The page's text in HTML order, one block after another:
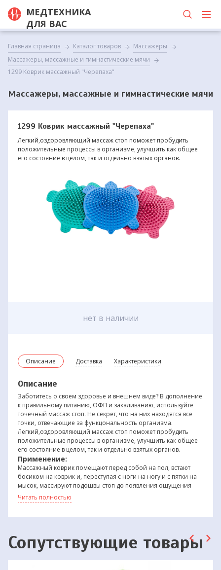
МЕДТЕХНИКА
ДЛЯ ВАС
Главная страница Каталог товаров
Массажеры
Массажеры, массажные и гимнастические мячи
1299 Коврик массажный "Черепаха"
Массажеры, массажные и гимнастические мячи
1299 Коврик массажный "Черепаха"
Легкий,оздоровляющий массаж стоп поможет пробудить
положительные процессы в организме, улучшить как общее
его состояние в целом, так и отдельно взятых органов.
Описание Доставка Характеристики
Описание
Заботитесь о своем здоровье и внешнем виде? В дополнение
к правильному питанию, ОФП и закаливанию, используйте
точечный массаж стоп. Не секрет, что на них находятся все
точки, отвечающие за функцональность организма.
Легкий,оздоровляющий массаж стоп поможет пробудить
положительные процессы в организме, улучшить как общее
его состояние в целом, так и отдельно взятых органов.
Применение:
Массажный коврик помещают перед собой на пол, встают
босиком на коврик и, переступая с ноги на ногу и с пятки на
мысок, массируют подошвы стоп до появления ощущения
притупления боли.Для получения большего эффекта перед
проведением массажа следует сделать легкие физические и
При загрязнении коврик необходимо промыть с
мылом или шампунем, затем ополоснуть
Читать полностью
нет в наличии
Сопутствующие товары